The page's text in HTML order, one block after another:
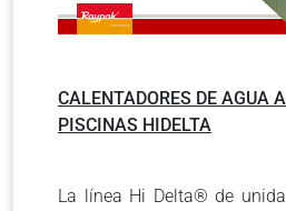
CALENTADORES DE AGUA
PISCINAS HIDELTA
La línea Hi Delta® de